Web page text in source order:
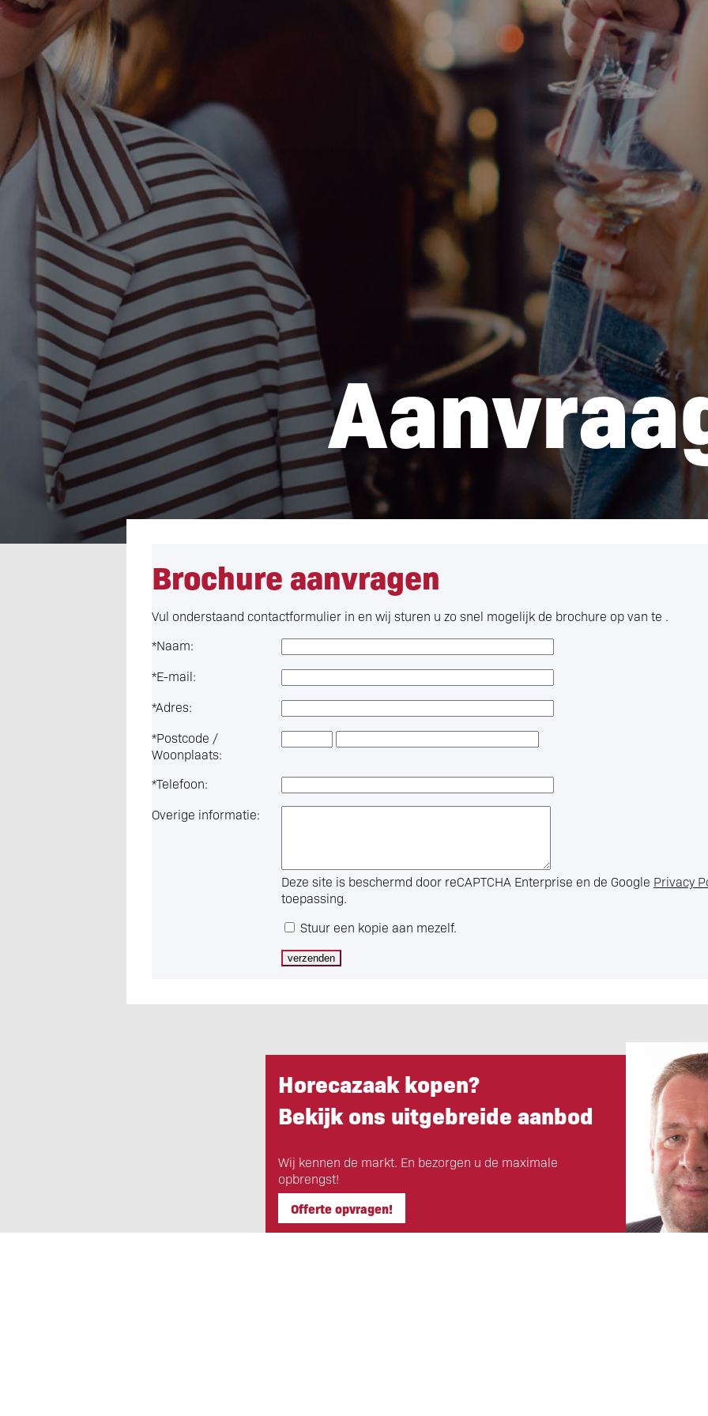
Brochure aanvragen
Vul onderstaand contactformulier in en wij sturen u zo snel mogelijk de brochure op van te .
*Naam:
*E-mail:
*Adres:
*Postcode /
Woonplaats:
*Telefoon:
Overige informatie:
Deze site is beschermd door reCAPTCHA Enterprise en de Google Privacy
toepassing.
Stuur een kopie aan mezelf.
Horecazaak kopen?
Bekijk ons uitgebreide aanbod
Wij kennen de markt. En bezorgen u de maximale
opbrengst!
Offerte opvragen!